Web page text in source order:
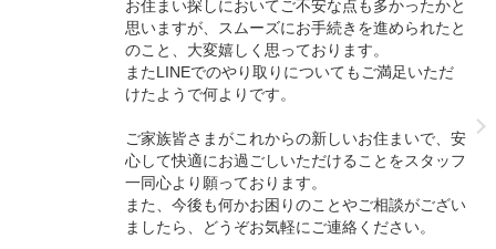
お住まい探しにおいてご不安な点も多かったかと
思いますが、スムーズにお手続きを進められたと
のこと、大変嬉しく思っております。
またLINEでのやり取りについてもご満足いただ
けたようで何よりです。
ご家族皆さまがこれからの新しいお住まいで、安
心して快適にお過ごしいただけることをスタッフ
一同心より願っております。
また、今後も何かお困りのことやご相談がござい
ましたら、どうぞお気軽にご連絡ください。